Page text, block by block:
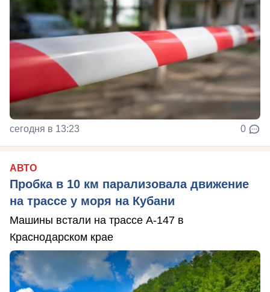
сегодня в 13:23 0
АВТО
Пробка в 10 км парализовала движение
на трассе у моря на Кубани
Машины встали на трассе А-147 в
Краснодарском крае